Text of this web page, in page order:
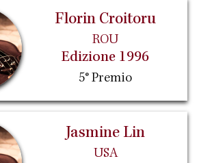
Florin Croitoru
ROU
Edizione 1996
5° Premio
Jasmine Lin
USA